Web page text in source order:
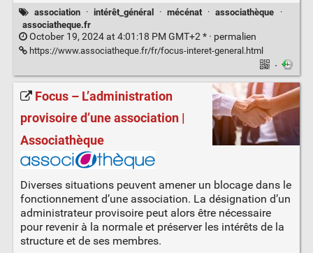
association · intérêt_général · mécénat · associathèque
·
associatheque.fr
October 19, 2024 at 4:01:18 PM GMT+2 * · permalien
https://www.associatheque.fr/fr/focus-interet-general.html
·
Focus – L’administration
provisoire d’une association |
Associathèque
Diverses situations peuvent amener un blocage dans le
fonctionnement d’une association. La désignation d’un
administrateur provisoire peut alors être nécessaire
pour revenir à la normale et préserver les intérêts de la
structure et de ses membres.